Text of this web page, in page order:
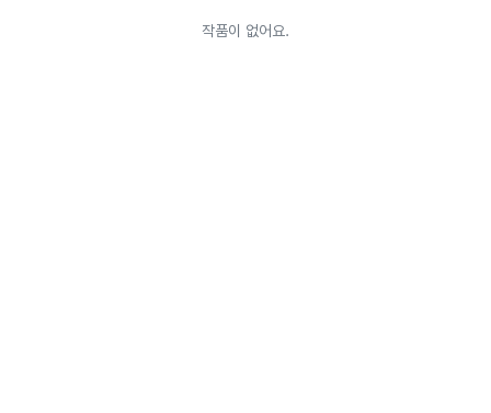
작품이 없어요.